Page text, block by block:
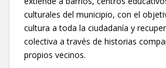
culturales del municipio, con el
cultura a toda la ciudadanía y
colectiva a través de historias
propios vecinos.